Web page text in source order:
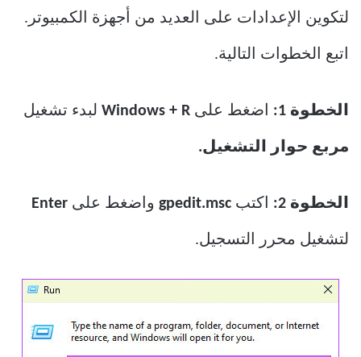
لتكوين الإعدادات على العديد من أجهزة الكمبيوتر.
اتبع الخطوات التالية.
الخطوة 1: اضغط على Windows + R لبدء تشغيل
مربع حوار التشغيل.
الخطوة 2: اكتب gpedit.msc واضغط على Enter
لتشغيل محرر التسجيل.